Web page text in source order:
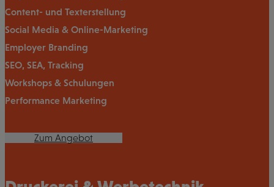
Content- und Texterstellung
Social Media & Online-Marketing
Employer Branding
SEO, SEA, Tracking
Workshops & Schulungen
Performance Marketing
Zum Angebot